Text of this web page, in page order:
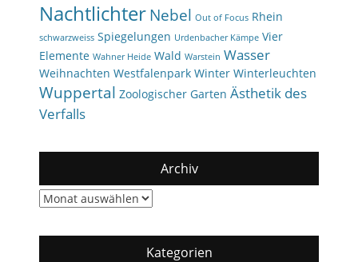
NachtlichterNebel Out of Focus Rhein
schwarzweiss Spiegelungen Urdenbacher Kämpe Vier
Elemente Wahner Heide Wald Warstein Wasser
Weihnachten Westfalenpark Winter Winterleuchten
Wuppertal Zoologischer Garten Ästhetik des
Verfalls
Archiv
Archiv
Kategorien